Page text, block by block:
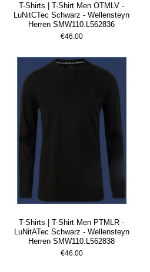
T-Shirts | T-Shirt Men OTMLV -
LuNitCTec Schwarz - Wellensteyn
Herren SMW110.L562836
€46.00
T-Shirts | T-Shirt Men PTMLR -
LuNitATec Schwarz - Wellensteyn
Herren SMW110.L562838
€46.00